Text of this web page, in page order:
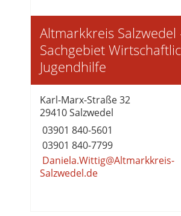
Altmarkkreis Salzwedel
Sachgebiet
Jugendhilfe
Karl-Marx-Straße 32
29410 Salzwedel
03901 840-5601
03901 840-7799
Daniela.Wittig@Altmarkkreis-
Salzwedel.de